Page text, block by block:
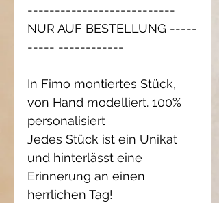
---------------------------
NUR AUF BESTELLUNG -----
----- ------------
In Fimo montiertes Stück,
von Hand modelliert. 100%
personalisiert
Jedes Stück ist ein Unikat
und hinterlässt eine
Erinnerung an einen
herrlichen Tag!